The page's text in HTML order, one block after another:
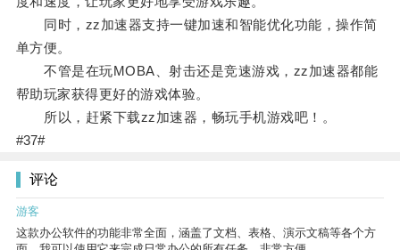
同时，zz加速器支持一键加速和智能优化功能，操作简
单方便。
不管是在玩MOBA、射击还是竞速游戏，zz加速器都能
帮助玩家获得更好的游戏体验。
所以，赶紧下载zz加速器，畅玩手机游戏吧！。
#37#
评论
游客
这款办公软件的功能非常全面，涵盖了文档、表格、演示文稿等各个方